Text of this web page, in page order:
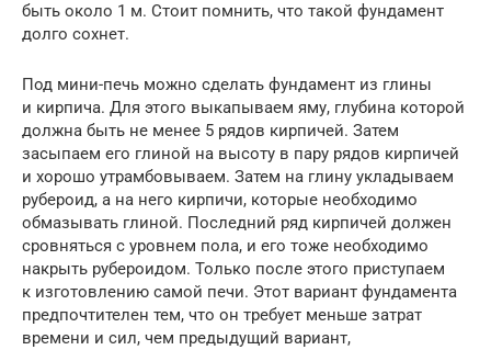
быть около 1 м. Стоит помнить, что такой фундамент
долго сохнет.
Под мини-печь можно сделать фундамент из глины
и кирпича. Для этого выкапываем яму, глубина которой
должна быть не менее 5 рядов кирпичей. Затем
засыпаем его глиной на высоту в пару рядов кирпичей
и хорошо утрамбовываем. Затем на глину укладываем
рубероид, а на него кирпичи, которые необходимо
обмазывать глиной. Последний ряд кирпичей должен
сровняться с уровнем пола, и его тоже необходимо
накрыть рубероидом. Только после этого приступаем
к изготовлению самой печи. Этот вариант фундамента
предпочтителен тем, что он требует меньше затрат
времени и сил, чем предыдущий вариант,